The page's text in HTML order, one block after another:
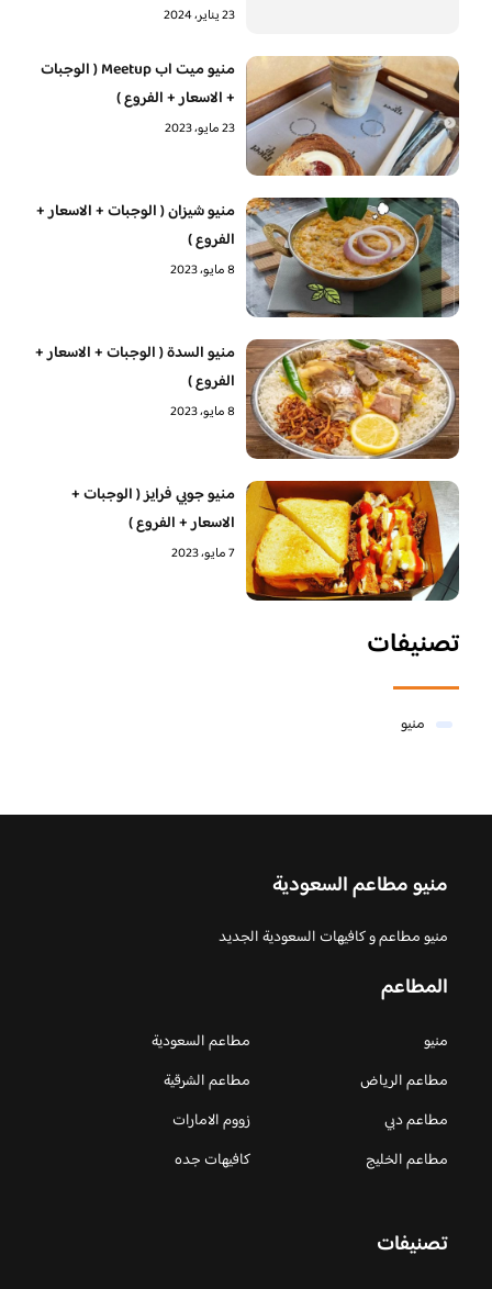
23 يناير، 2024
منيو ميت اب Meetup ( الوجبات
+ الاسعار + الفروع )
23 مايو، 2023
منيو شيزان ( الوجبات + الاسعار +
الفروع )
8 مايو، 2023
منيو السدة ( الوجبات + الاسعار +
الفروع )
8 مايو، 2023
منيو جوبي فرايز ( الوجبات +
الاسعار + الفروع )
7 مايو، 2023
تصنيفات
منيو
منيو مطاعم السعودية
منيو مطاعم و كافيهات السعودية الجديد
المطاعم
منيو
مطاعم السعودية
مطاعم الرياض
مطاعم الشرقية
مطاعم دبي
زووم الامارات
مطاعم الخليج
كافيهات جده
تصنيفات